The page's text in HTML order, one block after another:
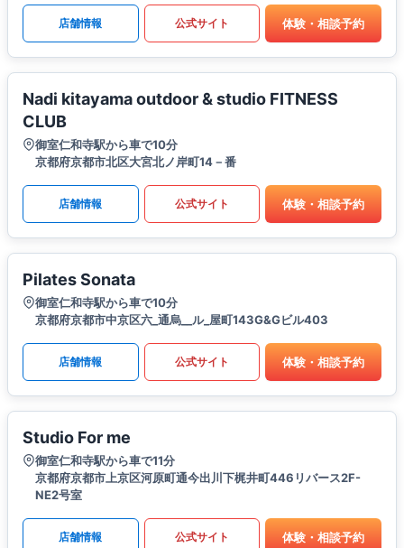
店舗情報 公式サイト 体験・相談予約
Nadi kitayama outdoor & studio FITNESS
CLUB
御室仁和寺駅から車で10分
京都府京都市北区大宮北ノ岸町14－番
店舗情報 公式サイト 体験・相談予約
Pilates Sonata
御室仁和寺駅から車で10分
京都府京都市中京区六_通烏__ル_屋町143G&Gビル403
店舗情報 公式サイト 体験・相談予約
Studio For me
御室仁和寺駅から車で11分
京都府京都市上京区河原町通今出川下梶井町446リバース2F-
NE2号室
店舗情報 公式サイト 体験・相談予約